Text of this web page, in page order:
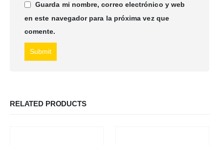
Guarda mi nombre, correo electrónico y web
en este navegador para la próxima vez que
comente.
RELATED PRODUCTS